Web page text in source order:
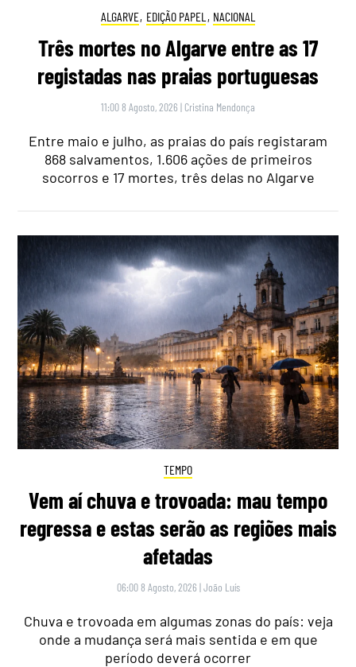
ALGARVE, EDIÇÃO PAPEL , NACIONAL
Três mortes no Algarve entre as 17
registadas nas praias portuguesas
11:00 8 Agosto, 2026 | Cristina Mendonça
Entre maio e julho, as praias do país registaram
868 salvamentos, 1.606 ações de primeiros
socorros e 17 mortes, três delas no Algarve
TEMPO
Vem aí chuva e trovoada: mau tempo
regressa e estas serão as regiões mais
afetadas
06:00 8 Agosto, 2026 |João Luís
Chuva e trovoada em algumas zonas do país: veja
onde a mudança será mais sentida e em que
período deverá ocorrer